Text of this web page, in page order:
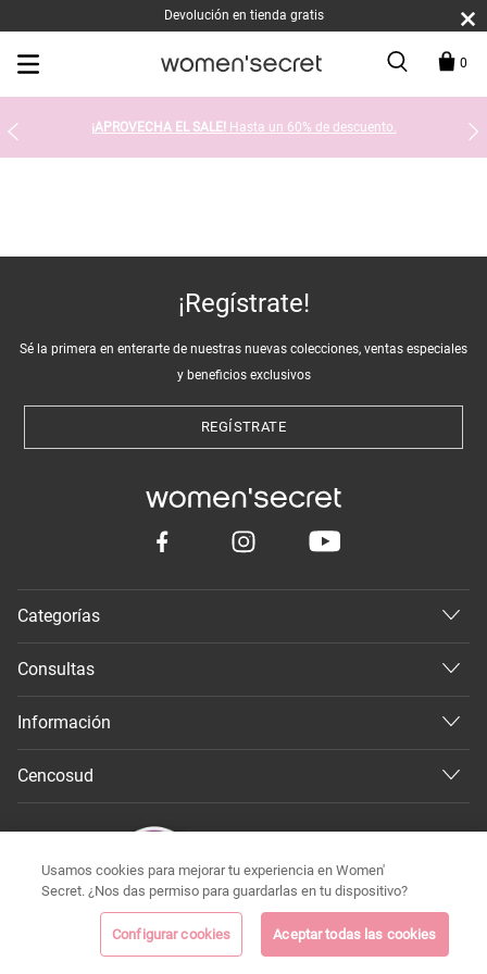
Devolución en tienda gratis
0
¡APROVECHA EL SALE! Hasta un 60% de descuento.
¡Regístrate!
Sé la primera en enterarte de nuestras nuevas colecciones, ventas especiales
y beneficios exclusivos
REGÍSTRATE
Categorías
Consultas
Información
Cencosud
Todos los derechos reservados 2026 ©
Usamos cookies para mejorar tu experiencia en Women'
Secret. ¿Nos das permiso para guardarlas en tu dispositivo?
Configurar cookies Aceptar todas las cookies